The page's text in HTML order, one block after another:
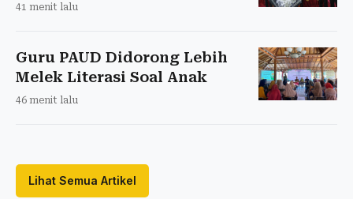
41 menit lalu
Guru PAUD Didorong Lebih
Melek Literasi Soal Anak
46 menit lalu
Lihat Semua Artikel